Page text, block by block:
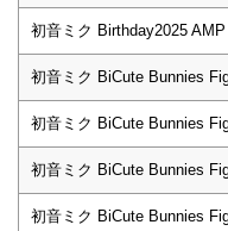
初音ミク Birthday2025
初音ミク BiCute Bunnies
初音ミク BiCute Bunnies
初音ミク BiCute Bunnies
初音ミク BiCute Bunnies